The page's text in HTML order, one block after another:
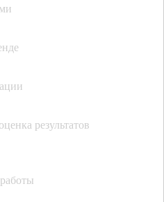
результатов